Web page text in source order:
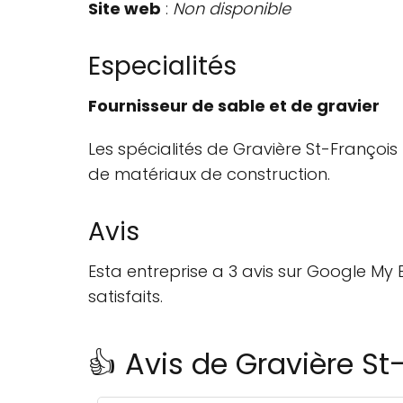
Site web : Non disponible
Especialités
Fournisseur de sable et de gravier
Les spécialités de Gravière St-
de matériaux de construction.
Avis
Esta entreprise a 3 avis sur Google
satisfaits.
👍 Avis de Gravière